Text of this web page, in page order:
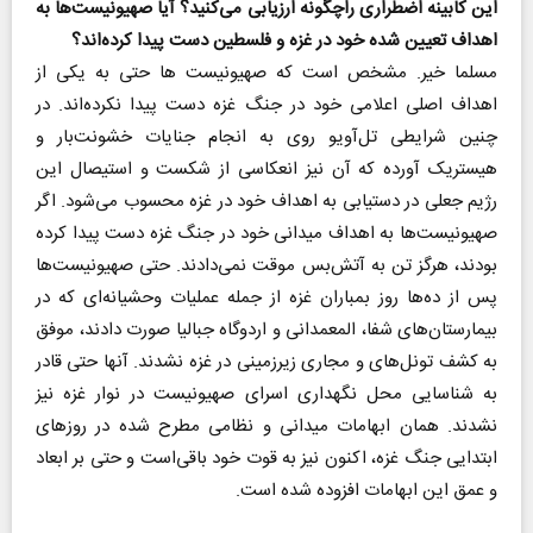
این کابینه اضطراری راچگونه ارزیابی می‌کنید؟ آیا صهیونیست‌ها به
اهداف تعیین شده خود در غزه و فلسطین دست پیدا کرده‌اند؟
مسلما خیر. مشخص است که صهیونیست ها حتی به یکی از
اهداف اصلی اعلامی خود در جنگ غزه دست پیدا نکرده‌اند. در
چنین شرایطی تل‌آویو روی به انجام جنایات خشونت‌بار و
هیستریک آورده که آن نیز انعکاسی از شکست و استیصال این
رژیم جعلی در دستیابی به اهداف خود در غزه محسوب می‌شود. اگر
صهیونیست‌ها به اهداف میدانی خود در جنگ غزه دست پیدا کرده
بودند، هرگز تن به آتش‌بس موقت نمی‌دادند. حتی صهیونیست‌ها
پس از ده‌ها روز بمباران غزه از جمله عملیات وحشیانه‌ای که در
بیمارستان‌های شفا، المعمدانی و اردوگاه جبالیا صورت دادند، موفق
به کشف تونل‌های و مجاری زیرزمینی در غزه نشدند. آنها حتی قادر
به شناسایی محل نگهداری اسرای صهیونیست در نوار غزه نیز
نشدند. همان ابهامات میدانی و نظامی مطرح شده در روزهای
ابتدایی جنگ غزه، اکنون نیز به قوت خود باقی‌است و حتی بر ابعاد
و عمق این ابهامات افزوده شده است.